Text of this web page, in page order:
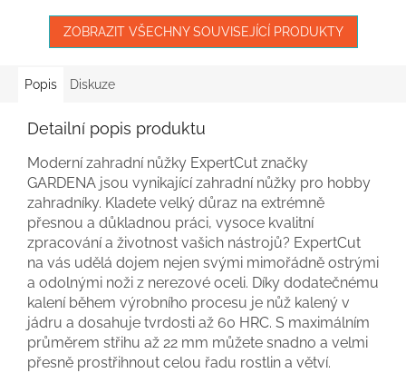
ZOBRAZIT VŠECHNY SOUVISEJÍCÍ PRODUKTY
Popis Diskuze
Detailní popis produktu
Moderní zahradní nůžky ExpertCut značky
GARDENA jsou vynikající zahradní nůžky pro hobby
zahradníky. Kladete velký důraz na extrémně
přesnou a důkladnou práci, vysoce kvalitní
zpracování a životnost vašich nástrojů? ExpertCut
na vás udělá dojem nejen svými mimořádně ostrými
a odolnými noži z nerezové oceli. Díky dodatečnému
kalení během výrobního procesu je nůž kalený v
jádru a dosahuje tvrdosti až 60 HRC. S maximálním
průměrem střihu až 22 mm můžete snadno a velmi
přesně prostřihnout celou řadu rostlin a větví.